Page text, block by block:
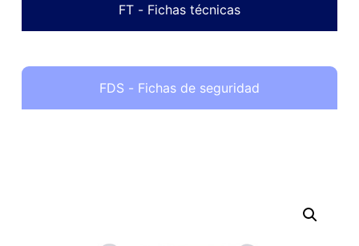
FT - Fichas técnicas
FDS - Fichas de seguridad